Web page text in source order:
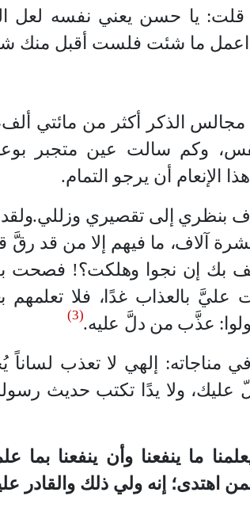
قلت: يا حسن يعني نفسه لعل
ما شئت فلست أقبل منك
الذكر أكثر من مائتي
وكم سالت عين متجبر
الإنعام أن يرجو التمام.
بنظري إلى تقصيري وزللي.
آلاف، ما فيهم إلا من قد رقَّ
بك إن نجوا وهلكت؟! فصحت
بالعذاب غدًا، فلا تعلمهم
عذَّب من دلَّ عليه.
(3)
مناجاته: إلهي لا تعذب لساناً
عليك، ولا يدًا تكتب حديث
ما ينفعنا وأن ينفعنا بما
اهتدى؛ إنه ولي ذلك والقادر